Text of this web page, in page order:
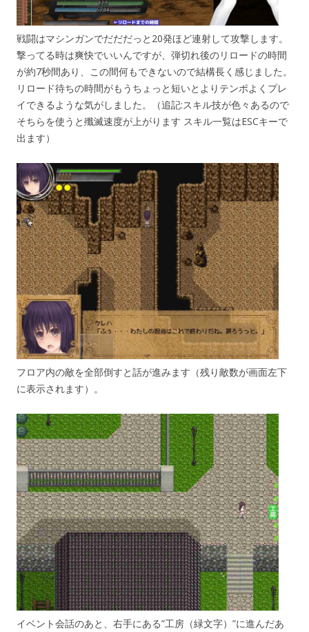
戦闘はマシンガンでだだだっと20発ほど連射して攻撃します。
撃ってる時は爽快でいいんですが、弾切れ後のリロードの時間
が約7秒間あり、この間何もできないので結構長く感じました。
リロード待ちの時間がもうちょっと短いとよりテンポよくプレ
イできるような気がしました。（追記:スキル技が色々あるので
そちらを使うと殲滅速度が上がります スキル一覧はESCキーで
出ます）
フロア内の敵を全部倒すと話が進みます（残り敵数が画面左下
に表示されます）。
イベント会話のあと、右手にある”工房（緑文字）”に進んだあ